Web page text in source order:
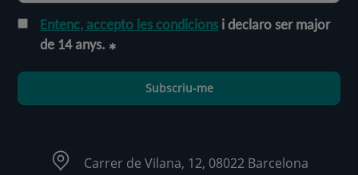
Entenc, accepto les condicions i declaro ser major
de 14 anys.
Subscriu-me
Carrer de Vilana, 12, 08022 Barcelona